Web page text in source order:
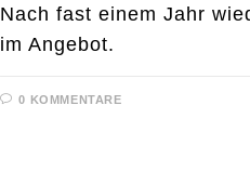
Nach fast einem Jahr
im Angebot.
0 KOMMENTARE